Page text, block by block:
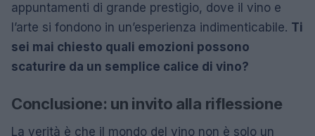
appuntamenti di grande prestigio, dove il vino e
l’arte si fondono in un’esperienza indimenticabile. Ti
sei mai chiesto quali emozioni possono
scaturire da un semplice calice di vino?
Conclusione: un invito alla riflessione
La verità è che il mondo del vino non è solo un